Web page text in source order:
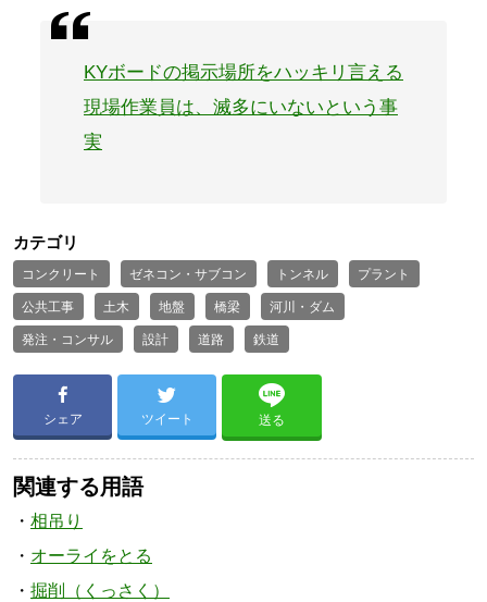
KYボードの掲示場所をハッキリ言える
現場作業員は、滅多にいないという事
実
カテゴリ
コンクリート ゼネコン・サブコン トンネル プラント
公共工事 土木 地盤 橋梁 河川・ダム
発注・コンサル 設計 道路 鉄道
シェア ツイート 送る
関連する用語
相吊り
オーライをとる
掘削（くっさく）